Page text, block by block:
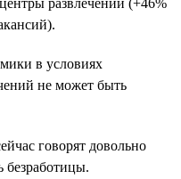
в условиях
не может быть
говорят довольно
безработицы.